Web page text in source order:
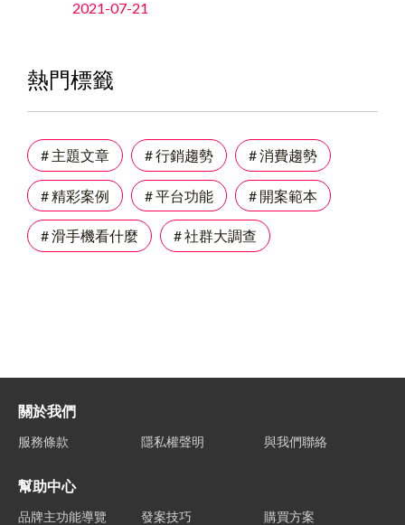
2021-07-21
熱門標籤
# 主題文章 # 行銷趨勢 # 消費趨勢
# 精彩案例 # 平台功能 # 開案範本
# 滑手機看什麼 # 社群大調查
關於我們
服務條款 隱私權聲明 與我們聯絡
幫助中心
品牌主功能導覽 發案技巧
購買方案